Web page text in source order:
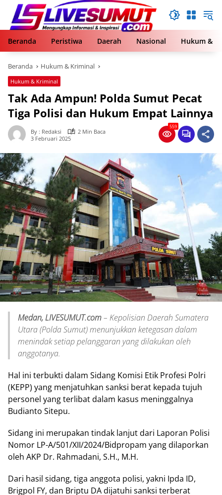
Langsung
konten
Beranda
Peristiwa Daerah Nasional Hukum &
Beranda Hukum & Kriminal
Hukum & Kriminal
Tak Ada Ampun! Polda Sumut Pecat
Tiga Polisi dan Hukum Empat Lainnya
By : Redaksi
2 Min Baca
3 Februari 2025
559
Medan, LIVESUMUT.com– Kepolisian Daerah Sumatera
Utara (Polda Sumut) menunjukkan ketegasan dalam
menindak setiap pelanggaran yang dilakukan oleh
anggotanya.
Hal ini terbukti dalam Sidang Komisi Etik Profesi Polri
(KEPP) yang menjatuhkan sanksi berat kepada tujuh
personel yang terlibat dalam kasus meninggalnya
Budianto Sitepu.
Sidang ini merupakan tindak lanjut dari Laporan Polisi
Nomor LP-A/501/XII/2024/Bidpropam yang dilaporkan
oleh AKP Dr. Rahmadani, S.H., M.H.
Dari hasil sidang, tiga anggota polisi, yakni Ipda ID,
Brigpol FY, dan Briptu DA dijatuhi sanksi terberat